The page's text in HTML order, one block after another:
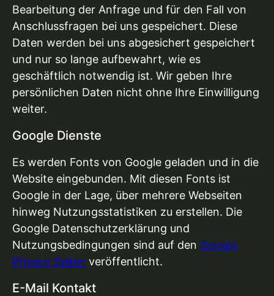
Bearbeitung der Anfrage und für den Fall von
Anschlussfragen bei uns gespeichert. Diese
Daten werden bei uns abgesichert gespeichert
und nur so lange aufbewahrt, wie es
geschäftlich notwendig ist. Wir geben Ihre
persönlichen Daten nicht ohne Ihre Einwilligung
weiter.
Google Dienste
Es werden Fonts von Google geladen und in die
Website eingebunden. Mit diesen Fonts ist
Google in der Lage, über mehrere Webseiten
hinweg Nutzungsstatistiken zu erstellen. Die
Google Datenschutzerklärung und
Nutzungsbedingungen sind auf den Google
Privacy Seiten veröffentlicht.
E-Mail Kontakt